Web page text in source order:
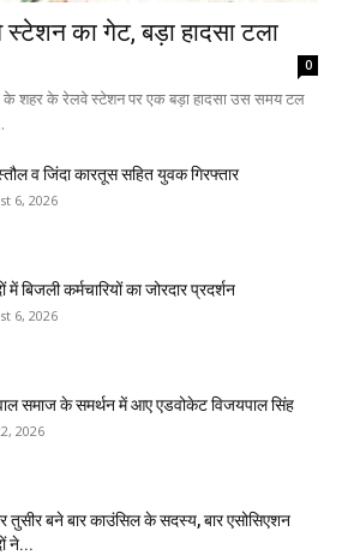
स्टेशन का गेट, बड़ा हादसा टला
0
के शहर के रेलवे स्टेशन पर एक बड़ा हादसा उस समय टल
व जिंदा कारतूस सहित युवक गिरफ्तार
6, 2026
में बिजली कर्मचारियों का जोरदार प्रदर्शन
6, 2026
समाज के समर्थन में आए एडवोकेट विजयपाल सिंह
2026
तुसीर बने बार काउंसिल के सदस्य, बार एसोसिएशन
ने...